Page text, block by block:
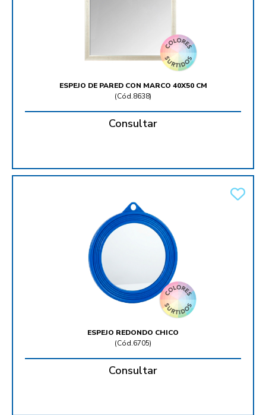
ESPEJO DE PARED CON MARCO 40X50 CM
(Cód.8638)
Consultar
ESPEJO REDONDO CHICO
(Cód.6705)
Consultar